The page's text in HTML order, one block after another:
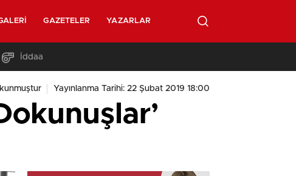
GAZETELER YAZARLAR
İddaa
Yayınlanma Tarihi: 22 Şubat 2019 18:00